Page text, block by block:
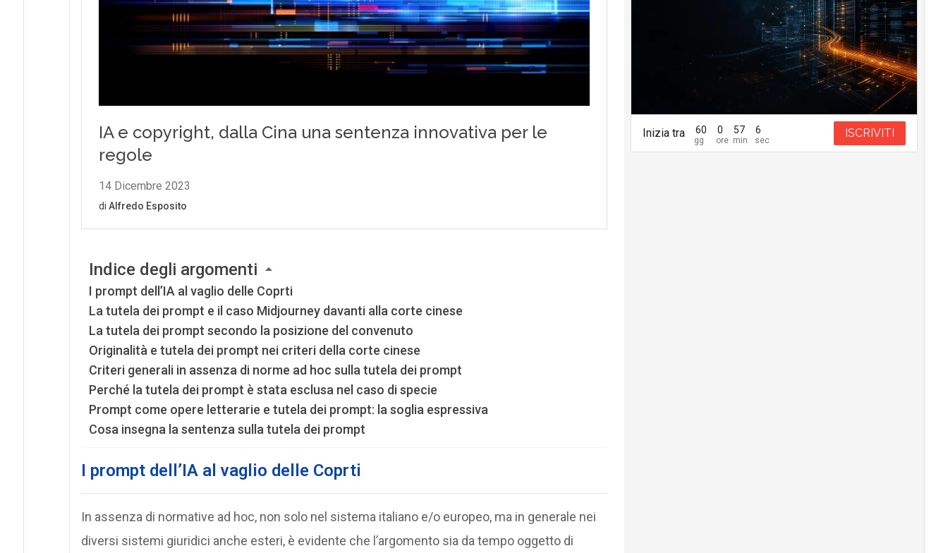
Indice degli argomenti
I prompt dell’IA al vaglio delle Coprti
La tutela dei prompt e il caso Midjourney davanti alla corte cinese
La tutela dei prompt secondo la posizione del convenuto
Originalità e tutela dei prompt nei criteri della corte cinese
Criteri generali in assenza di norme ad hoc sulla tutela dei prompt
Perché la tutela dei prompt è stata esclusa nel caso di specie
Prompt come opere letterarie e tutela dei prompt: la soglia espressiva
Cosa insegna la sentenza sulla tutela dei prompt
I prompt dell’IA al vaglio delle Coprti
In assenza di normative ad hoc, non solo nel sistema italiano e/o europeo, ma in generale nei
diversi sistemi giuridici anche esteri, è evidente che l’argomento sia da tempo oggetto di
Inizia tra 60 0 57 5 ISCRIVITI